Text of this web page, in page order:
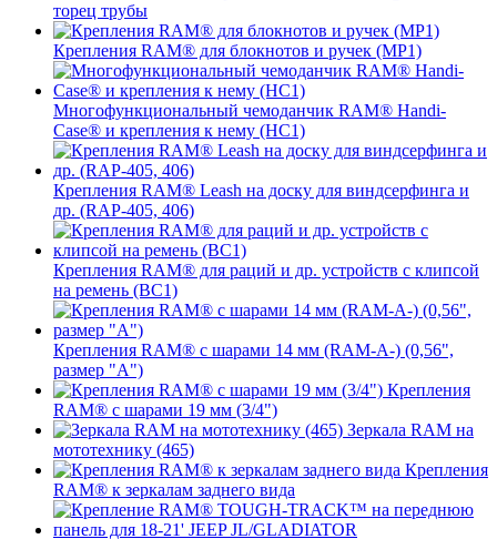
торец трубы
Крепления RAM® для блокнотов и ручек (MP1)
Многофункциональный чемоданчик RAM® Handi-
Case® и крепления к нему (HC1)
Крепления RAM® Leash на доску для виндсерфинга и
др. (RAP-405, 406)
Крепления RAM® для раций и др. устройств с клипсой
на ремень (BC1)
Крепления RAM® с шарами 14 мм (RAM-A-) (0,56",
размер "A")
Крепления
RAM® с шарами 19 мм (3/4")
Зеркала RAM на
мототехнику (465)
Крепления
RAM® к зеркалам заднего вида